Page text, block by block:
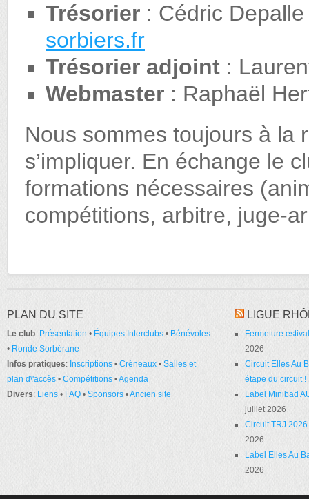
Trésorier : Cédric
sorbiers.fr
Trésorier adjoint :
Webmaster : Raphaël
Nous sommes toujours à la
s’impliquer. En échange le
formations nécessaires
compétitions, arbitre, juge-
PLAN DU SITE
Le club: Présentation • Équipes Interclubs • Bénévoles
• Ronde Sorbérane
Infos pratiques: Inscriptions • Créneaux • Salles et
plan d\'accès • Compétitions •Agenda
Divers: Liens • FAQ • Sponsors •Ancien site
LIGUE
Fermeture
2026
Circuit Elles Au
étape du circuit !
Label Minibad
juillet 2026
Circuit TRJ
2026
Label Elles Au
2026